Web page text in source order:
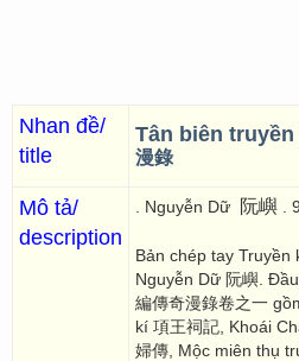
Nhan đề/
title
Tân biên
漫錄
Mô tả/
description
. Nguyễn Dữ 阮嶼 .
Bản chép tay Truyền
Nguyễn Dữ 阮嶼.
編傳奇漫錄卷之一
kí 項王祠記, Khoái
婦傳, Mộc miên thụ